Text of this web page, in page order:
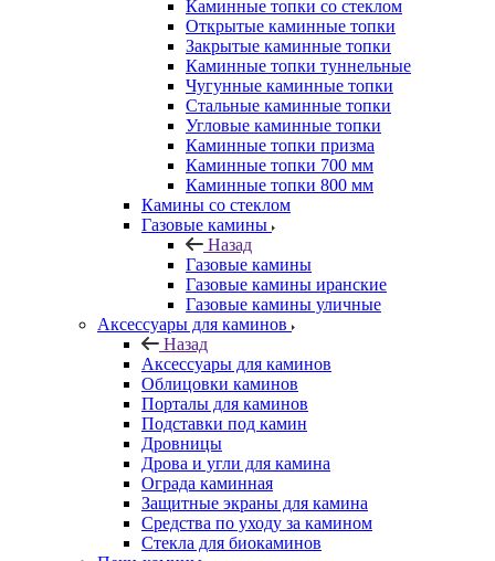
Каминные топки со стеклом
Открытые каминные топки
Закрытые каминные топки
Каминные топки туннельные
Чугунные каминные топки
Стальные каминные топки
Угловые каминные топки
Каминные топки призма
Каминные топки 700 мм
Каминные топки 800 мм
Камины со стеклом
Газовые камины
Назад
Газовые камины
Газовые камины иранские
Газовые камины уличные
Аксессуары для каминов
Назад
Аксессуары для каминов
Облицовки каминов
Порталы для каминов
Подставки под камин
Дровницы
Дрова и угли для камина
Ограда каминная
Защитные экраны для камина
Средства по уходу за камином
Стекла для биокаминов